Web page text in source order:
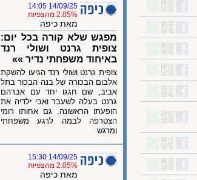
14/09/25 14:05
2.05% מהצפיות
מאת כיפה
מפגש שלא קורה בכל יום:
צופית גרנט ושולי רנד
באיחוד משפחתי נדיר »»
צופית גרנט ושולי רנד הגיעו להשקת
אלבום הבכורה של בנה הבכור בתל
אביב, שם חגגו יחד עם אברהם
גרנט בעלה לשעבר ואבי ילדיה את
הופעתו הראשונה. גם אחותו רומי
הצטרפה לבמה לרגע משפחתי
ומרגש
14/09/25 15:30
2.05% מהצפיות
מאת כיפה